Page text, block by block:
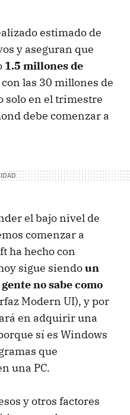
estimado de
y aseguran que
1.5 millones de
las 30 millones de
solo en el trimestre
debe comenzar a
el bajo nivel de
comenzar a
ha hecho con
sigue siendoun
no sabe como
Modern UI), y por
en adquirir una
sí es Windows
que
una PC.
y otros factores